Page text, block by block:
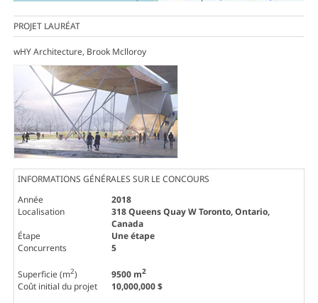
PROJET LAURÉAT
wHY Architecture, Brook Mclloroy
INFORMATIONS GÉNÉRALES SUR LE CONCOURS
Année
2018
Localisation
318 Queens Quay W Toronto, Ontario,
Canada
Étape
Une étape
Concurrents
5
Superficie (m2) 9500 m2
Coût initial du projet
10,000,000 $